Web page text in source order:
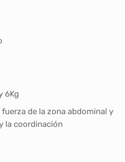
6Kg
de la zona abdominal y
la coordinación